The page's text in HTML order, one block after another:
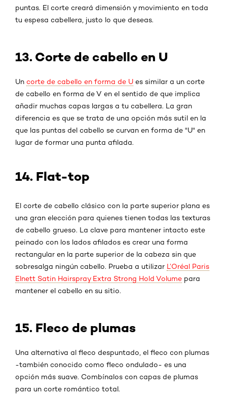
puntas. El corte creará dimensión y movimiento en toda
tu espesa cabellera, justo lo que deseas.
13. Corte de cabello en U
Un corte de cabello en forma de U es similar a un corte
de cabello en forma de V en el sentido de que implica
añadir muchas capas largas a tu cabellera. La gran
diferencia es que se trata de una opción más sutil en la
que las puntas del cabello se curvan en forma de "U" en
lugar de formar una punta afilada.
14. Flat-top
El corte de cabello clásico con la parte superior plana es
una gran elección para quienes tienen todas las texturas
de cabello grueso. La clave para mantener intacto este
peinado con los lados afilados es crear una forma
rectangular en la parte superior de la cabeza sin que
sobresalga ningún cabello. Prueba a utilizar L’Oréal Paris
Elnett Satin Hairspray Extra Strong Hold Volume para
mantener el cabello en su sitio.
15. Fleco de plumas
Una alternativa al fleco despuntado, el fleco con plumas
-también conocido como fleco ondulado- es una
opción más suave. Combínalos con capas de plumas
para un corte romántico total.